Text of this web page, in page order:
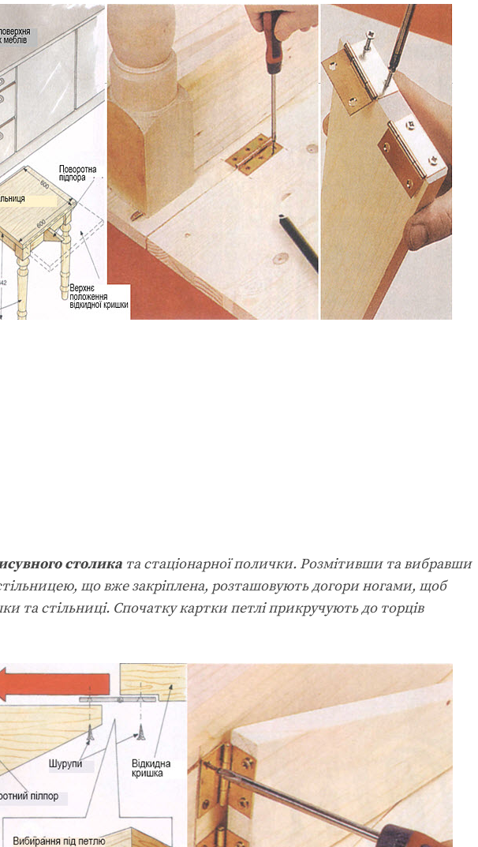
столика та стаціонарної полички. Розмітивши та вибравши
що вже закріплена, розташовують догори ногами, щоб
та стільниці. Спочатку картки петлі прикручують до торців